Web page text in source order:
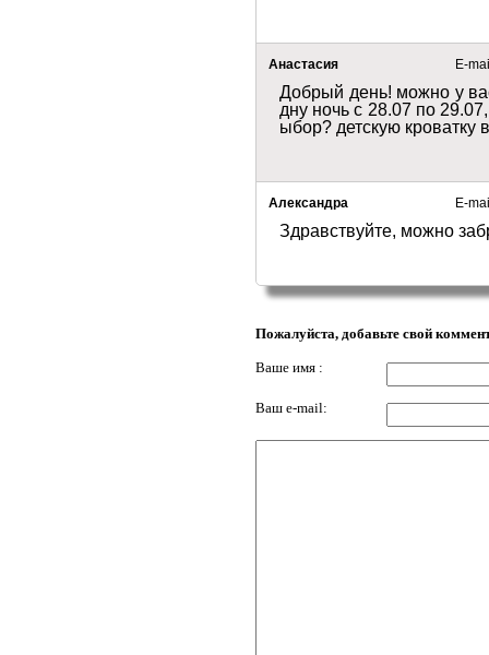
Анастасия E-
Добрый день! можно у
дну ночь с 28.07 по
ыбор? детскую кроватку
Александра E-
Здравствуйте, можно
Пожалуйста, добавьте свой
Ваше имя :
Ваш e-mail: